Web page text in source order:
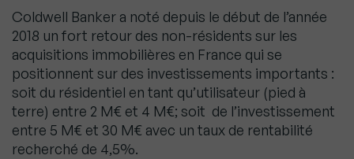
Coldwell Banker a noté depuis le début de l’année
2018 un fort retour des non-résidents sur les
acquisitions immobilières en France qui se
positionnent sur des investissements importants :
soit du résidentiel en tant qu’utilisateur (pied à
terre) entre 2 M€ et 4 M€; soit de l’investissement
entre 5 M€ et 30 M€ avec un taux de rentabilité
recherché de 4,5%.